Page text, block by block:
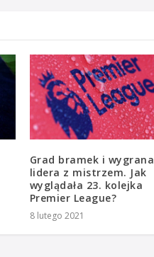
Grad bramek i wygrana
lidera z mistrzem. Jak
wyglądała 23. kolejka
Premier League?
8 lutego 2021